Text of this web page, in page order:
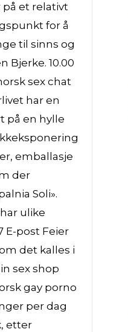
på et relativt
for å
til sinns og
Bjerke. 10.00
sex chat
har en
på en hylle
emballasje
der
Soli».
ulike
E-post Feier
det kalles i
sex shop
gay porno
per dag
etter